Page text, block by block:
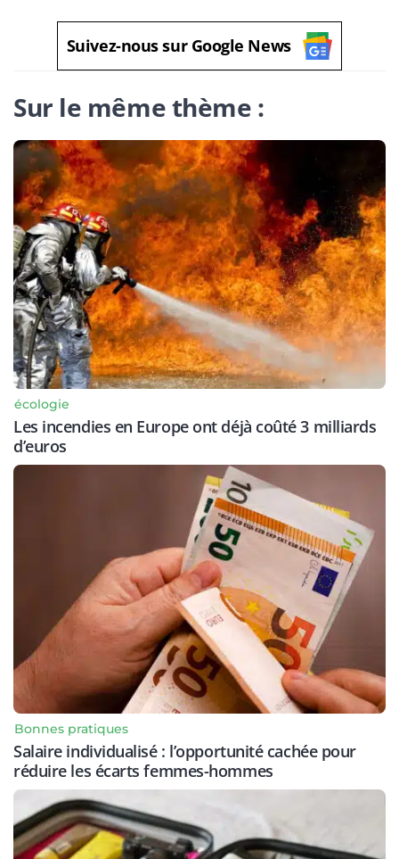
Suivez-nous sur Google News
Sur le même thème :
écologie
Les incendies en Europe ont déjà coûté 3 milliards
d’euros
Bonnes pratiques
Salaire individualisé : l’opportunité cachée pour
réduire les écarts femmes-hommes